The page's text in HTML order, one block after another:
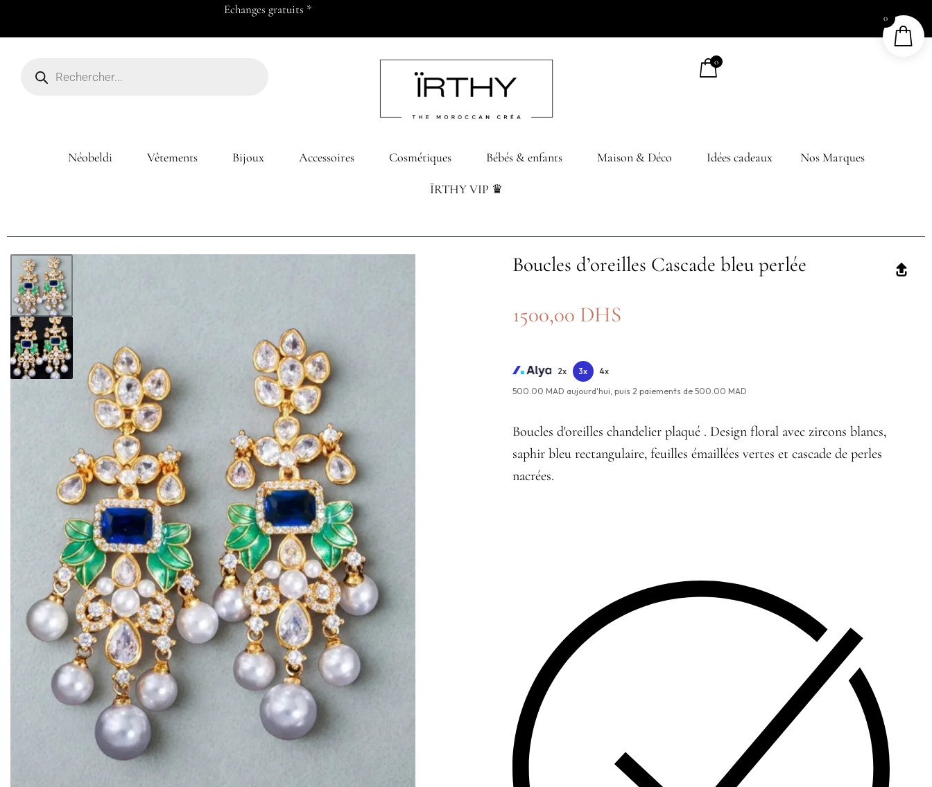
Payez en 2x ou 3x à partir de 500 dhs d’achats
0
Néobeldi Vêtements Bijoux Accessoires Cosmétiques Bébés & enfants Maison & Déco Idées cadeaux Nos Marques
ÏRTHY VIP ♛
Boucles d’oreilles Cascade bleu perlée
1500,00 DHS
2x 3x
4x
500.00 MAD aujourd'hui, puis2 paiements de500.00 MAD
Boucles d'oreilles chandelier plaqué . Design floral avec zircons blancs,
saphir bleu rectangulaire, feuilles émaillées vertes et cascade de perles
nacrées.
0